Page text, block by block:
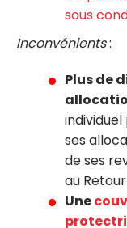
sous
Inconvénients:
Plus de
ses
de ses
au
Une